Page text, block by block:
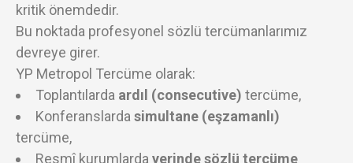
kritik önemdedir.
Bu noktada profesyonel sözlü tercümanlarımız
devreye girer.
YP Metropol Tercüme olarak:
Toplantılarda ardıl (consecutive) tercüme,
Konferanslarda simultane (eşzamanlı)
tercüme,
Resmî kurumlarda yerinde sözlü tercüme